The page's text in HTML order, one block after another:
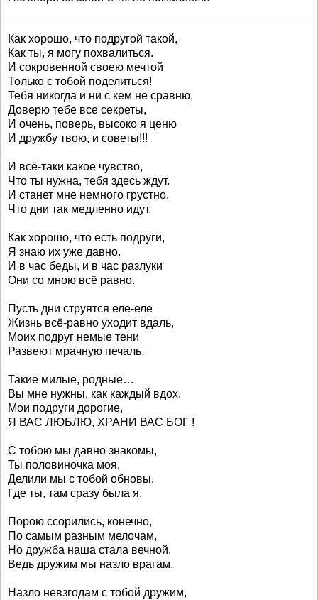
Как хорошо, что подругой такой,
Как ты, я могу похвалиться.
И сокровенной своею мечтой
Только с тобой поделиться!
Тебя никогда и ни с кем не сравню,
Доверю тебе все секреты,
И очень, поверь, высоко я ценю
И дружбу твою, и советы!!!
И всё-таки какое чувство,
Что ты нужна, тебя здесь ждут.
И станет мне немного грустно,
Что дни так медленно идут.
Как хорошо, что есть подруги,
Я знаю их уже давно.
И в час беды, и в час разлуки
Они со мною всё равно.
Пусть дни струятся еле-еле
Жизнь всё-равно уходит вдаль,
Моих подруг немые тени
Развеют мрачную печаль.
Такие милые, родные…
Вы мне нужны, как каждый вдох.
Мои подруги дорогие,
Я ВАС ЛЮБЛЮ, ХРАНИ ВАС БОГ !
С тобою мы давно знакомы,
Ты половиночка моя,
Делили мы с тобой обновы,
Где ты, там сразу была я,
Порою ссорились, конечно,
По самым разным мелочам,
Но дружба наша стала вечной,
Ведь дружим мы назло врагам,
Назло невзгодам с тобой дружим,